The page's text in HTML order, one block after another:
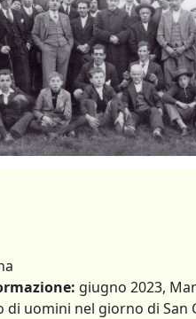
giugno 2023,
di uomini nel giorno di San